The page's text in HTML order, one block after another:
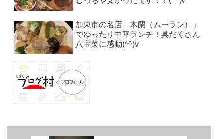
加東市の名店「木蘭（ムーラン）」
でゆったり中華ランチ！具だくさん
八宝菜に感動(^^)v